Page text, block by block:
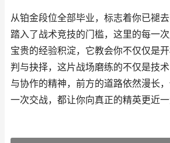
从铂金段位全部毕业，标志着你已褪
踏入了战术竞技的门槛，这里的每一
宝贵的经验积淀，它教会你不仅仅是
判与抉择，这片战场磨练的不仅是技
与协作的精神，前方的道路依然漫长
一次交战，都让你向真正的精英更近一